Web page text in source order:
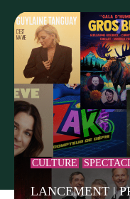
CULTURE
LANCEMENT |